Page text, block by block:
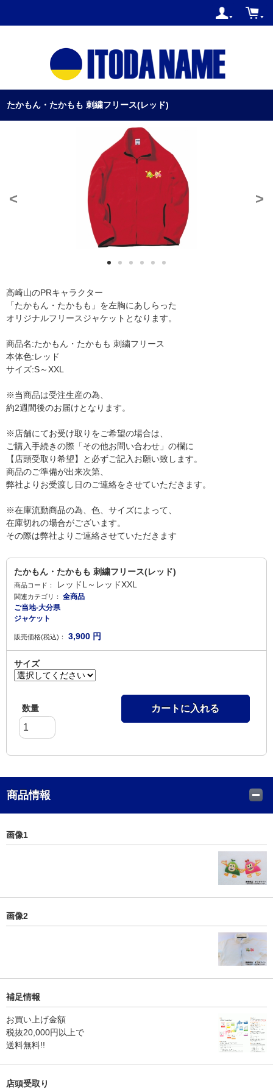
たかもん・たかもも 刺繍フリース(レッド)
< >
高崎山のPRキャラクター
「たかもん・たかもも」を左胸にあしらった
オリジナルフリースジャケットとなります。
商品名:たかもん・たかもも 刺繍フリース
本体色:レッド
サイズ:S～XXL
※当商品は受注生産の為、
約2週間後のお届けとなります。
※店舗にてお受け取りをご希望の場合は、
ご購入手続きの際「その他お問い合わせ」の欄に
【店頭受取り希望】と必ずご記入お願い致します。
商品のご準備が出来次第、
弊社よりお受渡し日のご連絡をさせていただきます。
※在庫流動商品の為、色、サイズによって、
在庫切れの場合がございます。
その際は弊社よりご連絡させていただきます
たかもん・たかもも 刺繍フリース(レッド)
商品コード： レッドL～レッドXXL
関連カテゴリ：
全商品
ご当地-大分県
ジャケット
販売価格(税込)： 3,900 円
サイズ
数量 カートに入れる
商品情報
画像1
画像2
補足情報
お買い上げ金額
税抜20,000円以上で
送料無料!!
店頭受取り